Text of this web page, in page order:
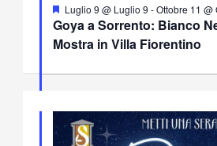
Goya a Sorrento: Bianco
Mostra in Villa Fiorentino
Segnalati
Luglio 9 @ Luglio 9 -Ottobre 11 @